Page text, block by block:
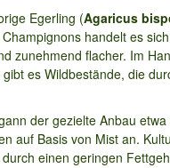
Egerling (Agaricus
handelt es
zunehmend flacher. Im
es Wildbestände, die
der gezielte Anbau
auf Basis von Mist an.
einen geringen